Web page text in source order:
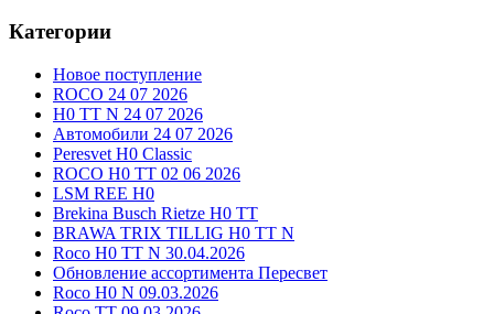
Категории
Новое поступление
ROCO 24 07 2026
H0 TT N 24 07 2026
Автомобили 24 07 2026
Peresvet H0 Classic
ROCO H0 TT 02 06 2026
LSM REE H0
Brekina Busch Rietze H0 TT
BRAWA TRIX TILLIG H0 TT N
Roco H0 TT N 30.04.2026
Обновление ассортимента Пересвет
Roco H0 N 09.03.2026